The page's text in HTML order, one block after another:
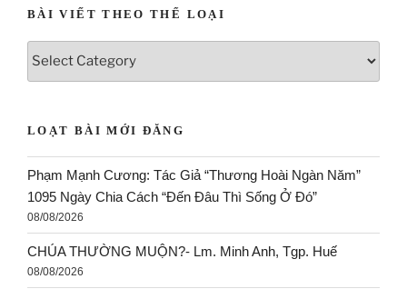
BÀI VIẾT THEO THỂ LOẠI
LOẠT BÀI MỚI ĐĂNG
Phạm Mạnh Cương: Tác Giả “Thương Hoài Ngàn Năm”
1095 Ngày Chia Cách “Đến Đâu Thì Sống Ở Đó”
08/08/2026
CHÚA THƯỜNG MUỘN?- Lm. Minh Anh, Tgp. Huế
08/08/2026